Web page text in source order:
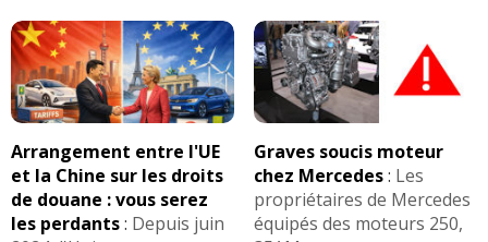
Arrangement entre l'UE
et la Chine sur les droits
de douane : vous serez
les perdants: Depuis juin
Graves soucis moteur
chez Mercedes: Les
propriétaires de Mercedes
équipés des moteurs 250,